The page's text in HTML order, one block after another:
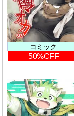
コミック
50%OFF